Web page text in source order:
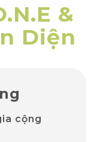
&
Diện
cộng